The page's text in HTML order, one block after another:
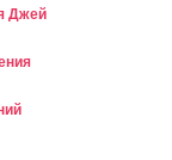
Джей